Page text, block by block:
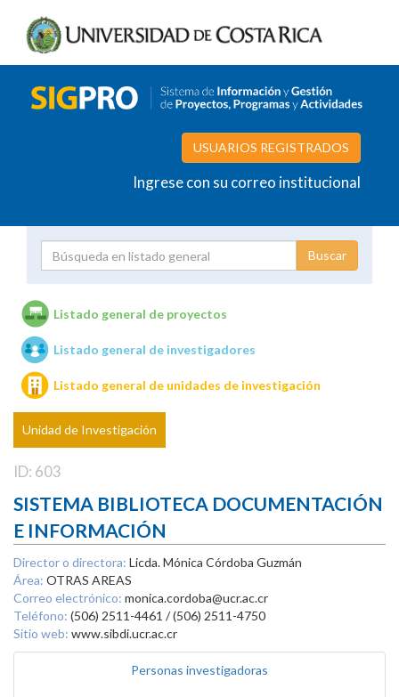
USUARIOS REGISTRADOS
Ingrese con su correo institucional
Unidades de investigación
Listado general de proyectos
Listado general de investigadores
Listado general de unidades de investigación
Unidad de Investigación
ID: 603
SISTEMA BIBLIOTECA DOCUMENTACIÓN
E INFORMACIÓN
Director o directora: Licda. Mónica Córdoba Guzmán
Área: OTRAS AREAS
Correo electrónico: monica.cordoba@ucr.ac.cr
Teléfono: (506) 2511-4461 / (506) 2511-4750
Sitio web: www.sibdi.ucr.ac.cr
Personas investigadoras